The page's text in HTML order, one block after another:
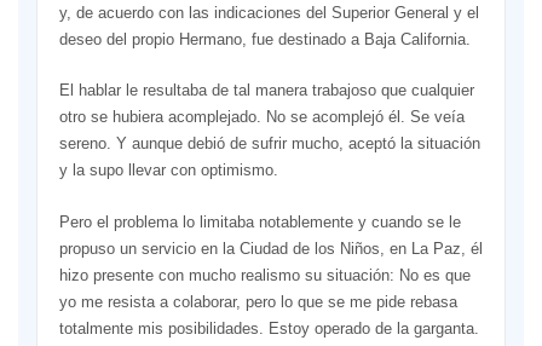
y, de acuerdo con las indicaciones del Superior General y el
deseo del propio Hermano, fue destinado a Baja California.
El hablar le resultaba de tal manera trabajoso que cualquier
otro se hubiera acomplejado. No se acomplejó él. Se veía
sereno. Y aunque debió de sufrir mucho, aceptó la situación
y la supo llevar con optimismo.
Pero el problema lo limitaba notablemente y cuando se le
propuso un servicio en la Ciudad de los Niños, en La Paz, él
hizo presente con mucho realismo su situación: No es que
yo me resista a colaborar, pero lo que se me pide rebasa
totalmente mis posibilidades. Estoy operado de la garganta.